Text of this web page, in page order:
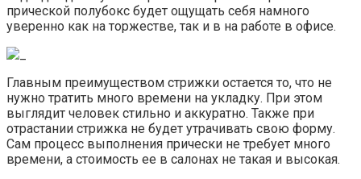
прической полубокс будет ощущать себя намного
уверенно как на торжестве, так и в на работе в офисе.
Главным преимуществом стрижки остается то, что не
нужно тратить много времени на укладку. При этом
выглядит человек стильно и аккуратно. Также при
отрастании стрижка не будет утрачивать свою форму.
Сам процесс выполнения прически не требует много
времени, а стоимость ее в салонах не такая и высокая.